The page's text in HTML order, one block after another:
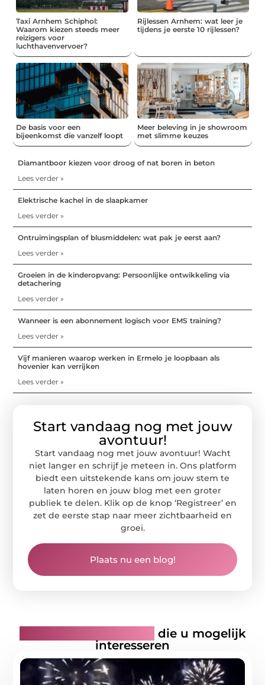
Taxi Arnhem Schiphol:
Waarom kiezen steeds meer
reizigers voor
luchthavenvervoer?
Rijlessen Arnhem: wat leer je
tijdens je eerste 10 rijlessen?
De basis voor een
bijeenkomst die vanzelf loopt
Meer beleving in je showroom
met slimme keuzes
Diamantboor kiezen voor droog of nat boren in beton
Lees verder »
Elektrische kachel in de slaapkamer
Lees verder »
Ontruimingsplan of blusmiddelen: wat pak je eerst aan?
Lees verder »
Groeien in de kinderopvang: Persoonlijke ontwikkeling via
detachering
Lees verder »
Wanneer is een abonnement logisch voor EMS training?
Lees verder »
Vijf manieren waarop werken in Ermelo je loopbaan als
hovenier kan verrijken
Lees verder »
Start vandaag nog met jouw
avontuur!
Start vandaag nog met jouw avontuur! Wacht
niet langer en schrijf je meteen in. Ons platform
biedt een uitstekende kans om jouw stem te
laten horen en jouw blog met een groter
publiek te delen. Klik op de knop ‘Registreer’ en
zet de eerste stap naar meer zichtbaarheid en
groei.
Plaats nu een blog!
die u mogelijk
interesseren